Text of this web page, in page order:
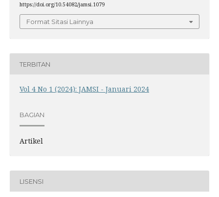
https://doi.org/10.54082/jamsi.1079
Format Sitasi Lainnya
TERBITAN
Vol 4 No 1 (2024): JAMSI - Januari 2024
BAGIAN
Artikel
LISENSI